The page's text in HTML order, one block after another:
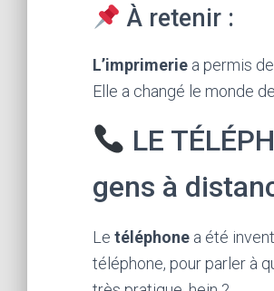
À retenir :
L’imprimerie a permis
Elle a changé le monde
LE
gens à
Le téléphone a été
téléphone, pour parler à